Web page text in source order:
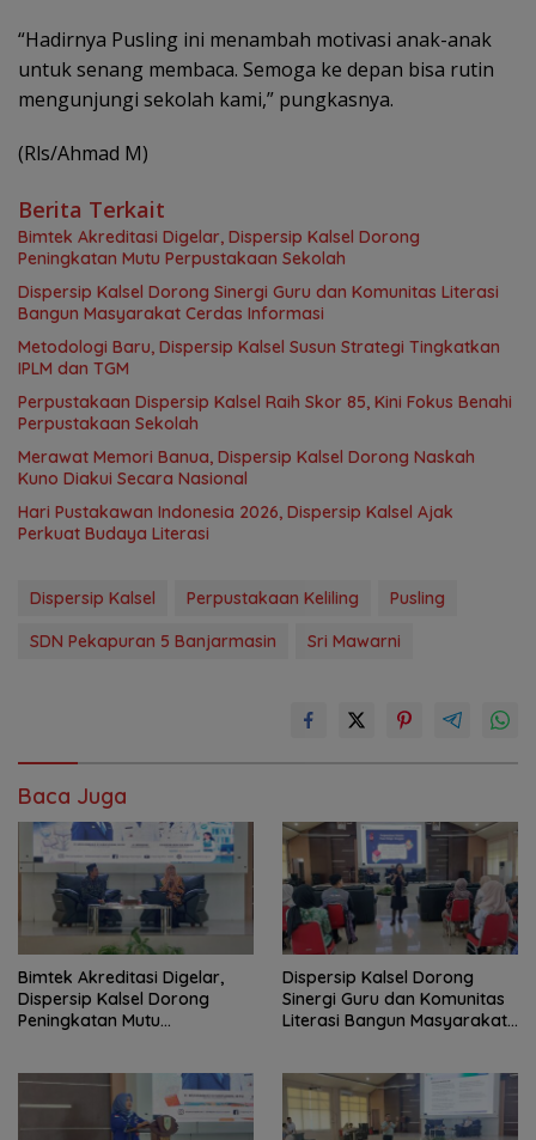
“Hadirnya Pusling ini menambah motivasi anak-anak
untuk senang membaca. Semoga ke depan bisa rutin
mengunjungi sekolah kami,” pungkasnya.
(Rls/Ahmad M)
Berita Terkait
Bimtek Akreditasi Digelar, Dispersip Kalsel Dorong
Peningkatan Mutu Perpustakaan Sekolah
Dispersip Kalsel Dorong Sinergi Guru dan Komunitas Literasi
Bangun Masyarakat Cerdas Informasi
Metodologi Baru, Dispersip Kalsel Susun Strategi Tingkatkan
IPLM dan TGM
Perpustakaan Dispersip Kalsel Raih Skor 85, Kini Fokus Benahi
Perpustakaan Sekolah
Merawat Memori Banua, Dispersip Kalsel Dorong Naskah
Kuno Diakui Secara Nasional
Hari Pustakawan Indonesia 2026, Dispersip Kalsel Ajak
Perkuat Budaya Literasi
Dispersip Kalsel Perpustakaan Keliling
Pusling
SDN Pekapuran 5 Banjarmasin
Sri Mawarni
Baca Juga
Bimtek Akreditasi Digelar,
Dispersip Kalsel Dorong
Peningkatan Mutu
Dispersip Kalsel Dorong
Sinergi Guru dan Komunitas
Literasi Bangun Masyarakat